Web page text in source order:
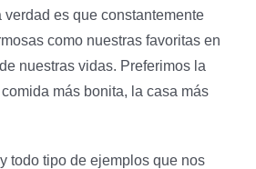
verdad es que constantemente
como nuestras favoritas en
nuestras vidas. Preferimos la
más bonita, la casa más
todo tipo de ejemplos que nos